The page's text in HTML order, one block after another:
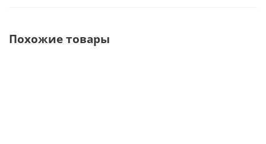
Похожие товары